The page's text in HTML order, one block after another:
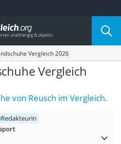
Kategorie
Vergleich 2026
Vergleich
von Reusch im Vergleich.
Redakteurin